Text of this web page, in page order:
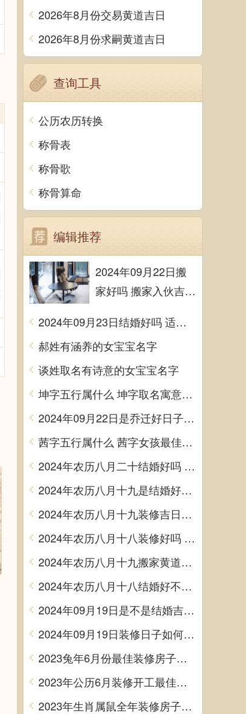
2026年8月份交易黄道吉日
2026年8月份求嗣黄道吉日
查询工具
公历农历转换
称骨表
称骨歌
称骨算命
编辑推荐
2024年09月22日搬
家好吗 搬家入伙吉利
2024年09月23日结婚好吗 适不适合办喜事
郝姓有涵养的女宝宝名字
谈姓取名有诗意的女宝宝名字
坤字五行属什么 坤字取名寓意男孩
2024年09月22日是乔迁好日子吗 今日入住新居好吗
茜字五行属什么 茜字女孩最佳组合名字
2024年农历八月二十结婚好吗 今日办婚礼好吗
2024年农历八月十九是结婚好日子吗 今日办喜事好吗
2024年农历八月十九装修吉日查询 装潢房子吉利吗
2024年农历八月十八装修好吗 宜装修吉日查询
2024年农历八月十九搬家黄道吉日 是乔迁搬家好日子吗
2024年农历八月十八结婚好不好 办喜事吉利吗
2024年09月19日是不是结婚吉日 今日办喜事好吗
2024年09月19日装修日子如何 今日装潢房子好不好
2023兔年6月份最佳装修房子吉日 2023年6月装修开工吉日
2023年公历6月装修开工最佳日期 6月装修新房最旺黄道吉日
2023年生肖属鼠全年装修房子的大吉日子 开工黄道吉日一览表